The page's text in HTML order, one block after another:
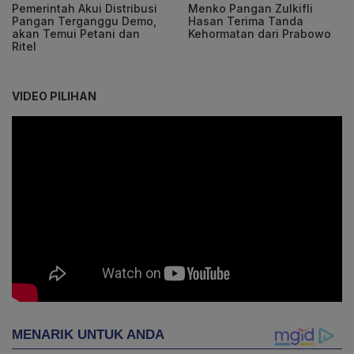
Pemerintah Akui Distribusi
Pangan Terganggu Demo,
akan Temui Petani dan
Ritel
Menko Pangan Zulkifli
Hasan Terima Tanda
Kehormatan dari Prabowo
VIDEO PILIHAN